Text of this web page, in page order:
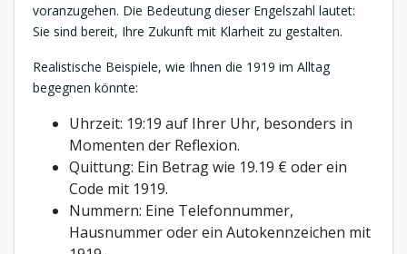
voranzugehen. Die Bedeutung dieser Engelszahl lautet:
Sie sind bereit, Ihre Zukunft mit Klarheit zu gestalten.
Realistische Beispiele, wie Ihnen die 1919 im Alltag
begegnen könnte:
Uhrzeit: 19:19 auf Ihrer Uhr, besonders in
Momenten der Reflexion.
Quittung: Ein Betrag wie 19.19 € oder ein
Code mit 1919.
Nummern: Eine Telefonnummer,
Hausnummer oder ein Autokennzeichen mit